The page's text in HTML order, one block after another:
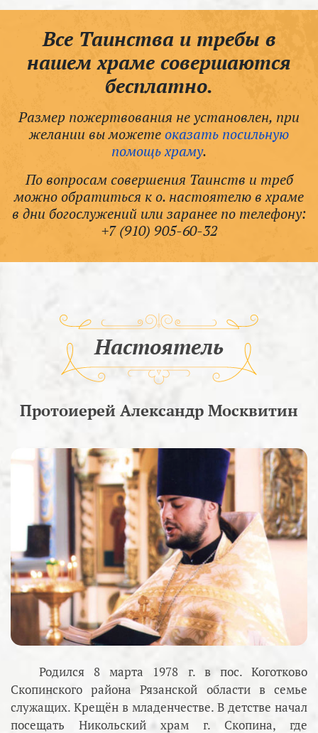
Все Таинства и требы в
нашем храме совершаются
бесплатно.
Размер пожертвования не установлен, при
желании вы можетеоказать посильную
помощь храму.
По вопросам совершения Таинств и треб
можно обратиться к о. настоятелю в храме
в дни богослужений или заранее по телефону:
+7 (910) 905-60-32
Настоятель
Протоиерей Александр Москвитин
Родился 8 марта 1978 г. в пос. Коготково
Скопинского района Рязанской области в семье
служащих. Крещён в младенчестве. В детстве начал
посещать Никольский храм г. Скопина, где